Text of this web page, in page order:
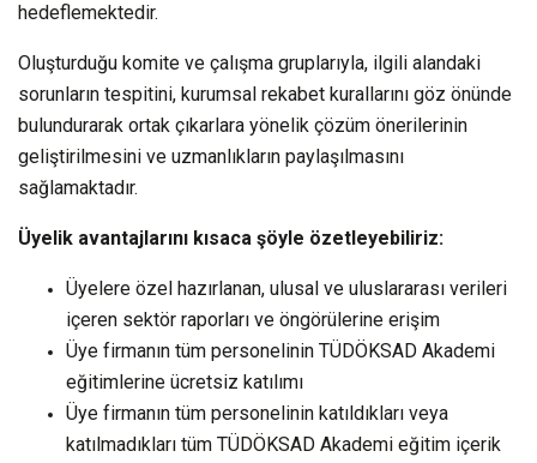
hedeflemektedir.
Oluşturduğu komite ve çalışma gruplarıyla, ilgili alandaki
sorunların tespitini, kurumsal rekabet kurallarını göz önünde
bulundurarak ortak çıkarlara yönelik çözüm önerilerinin
geliştirilmesini ve uzmanlıkların paylaşılmasını
sağlamaktadır.
Üyelik avantajlarını kısaca şöyle özetleyebiliriz:
Üyelere özel hazırlanan, ulusal ve uluslararası verileri
içeren sektör raporları ve öngörülerine erişim
Üye firmanın tüm personelinin TÜDÖKSAD Akademi
eğitimlerine ücretsiz katılımı
Üye firmanın tüm personelinin katıldıkları veya
katılmadıkları tüm TÜDÖKSAD Akademi eğitim içerik